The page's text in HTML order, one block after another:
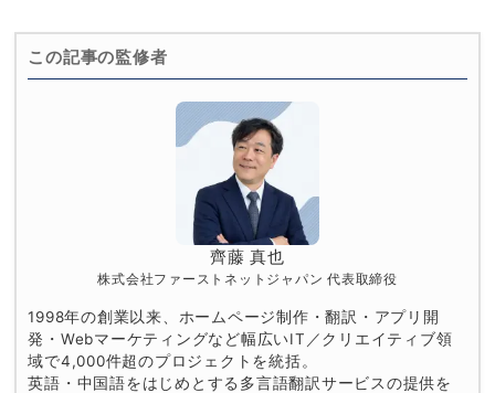
この記事の監修者
齊藤 真也
株式会社ファーストネットジャパン 代表取締役
1998年の創業以来、ホームページ制作・翻訳・アプリ開
発・Webマーケティングなど幅広いIT／クリエイティブ領
域で4,000件超のプロジェクトを統括。
英語・中国語をはじめとする多言語翻訳サービスの提供を